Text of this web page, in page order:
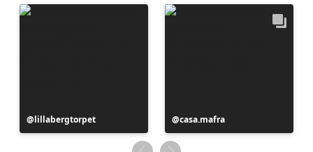
Post
opublikowany
lillabergtorpet
Post
opublikowany
przez
casa.mafra